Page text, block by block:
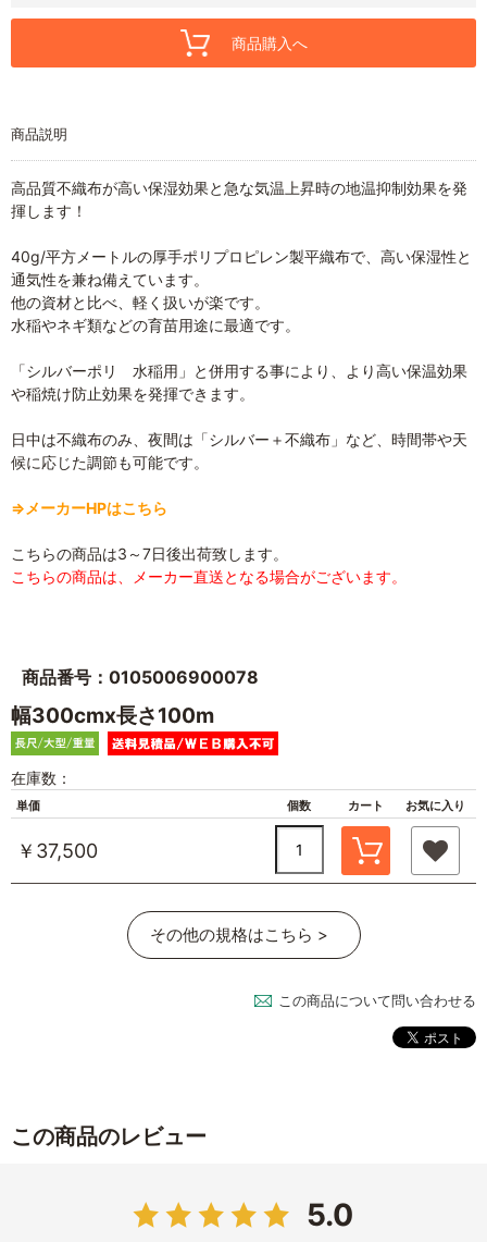
商品購入へ
商品説明
高品質不織布が高い保湿効果と急な気温上昇時の地温抑制効果を発
揮します！
40g/平方メートルの厚手ポリプロピレン製平織布で、高い保湿性と
通気性を兼ね備えています。
他の資材と比べ、軽く扱いが楽です。
水稲やネギ類などの育苗用途に最適です。
「シルバーポリ 水稲用」と併用する事により、より高い保温効果
や稲焼け防止効果を発揮できます。
日中は不織布のみ、夜間は「シルバー＋不織布」など、時間帯や天
候に応じた調節も可能です。
⇒メーカーHPはこちら
こちらの商品は3～7日後出荷致します。
こちらの商品は、メーカー直送となる場合がございます。
商品番号：0105006900078
幅300cmx長さ100m
在庫数：
単価 個数 カート お気に入り
￥37,500
その他の規格はこちら >
この商品について問い合わせる
この商品のレビュー
5.0